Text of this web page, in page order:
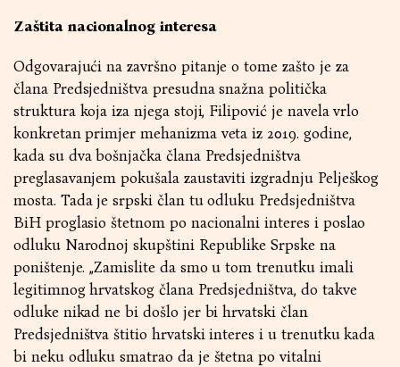
Zaštita nacionalnog interesa
Odgovarajući na završno pitanje o tome zašto je za
člana Predsjedništva presudna snažna politička
struktura koja iza njega stoji, Filipović je navela vrlo
konkretan primjer mehanizma veta iz 2019. godine,
kada su dva bošnjačka člana Predsjedništva
preglasavanjem pokušala zaustaviti izgradnju Pelješkog
mosta. Tada je srpski član tu odluku Predsjedništva
BiH proglasio štetnom po nacionalni interes i poslao
odluku Narodnoj skupštini Republike Srpske na
poništenje. „Zamislite da smo u tom trenutku imali
legitimnog hrvatskog člana Predsjedništva, do takve
odluke nikad ne bi došlo jer bi hrvatski član
Predsjedništva štitio hrvatski interes i u trenutku kada
bi neku odluku smatrao da je štetna po vitalni